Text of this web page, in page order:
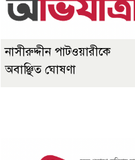
নাসীরুদ্দীন পাটওয়ারীকে
অবাঞ্ছিত ঘোষণা